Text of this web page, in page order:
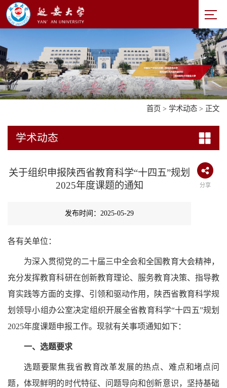
首页 > 学术动态 > 正文
学术动态
关于组织申报陕西省教育科学“十四五”规划
2025年度课题的通知
分享
发布时间：2025-05-29
各有关单位：
为深入贯彻党的二十届三中全会和全国教育大会精神，
充分发挥教育科研在创新教育理论、服务教育决策、指导教
育实践等方面的支撑、引领和驱动作用，陕西省教育科学规
划领导小组办公室决定组织开展全省教育科学“十四五”规划
2025年度课题申报工作。现就有关事项通知如下：
一、选题要求
选题要聚焦我省教育改革发展的热点、难点和堵点问
题，体现鲜明的时代特征、问题导向和创新意识，坚持基础